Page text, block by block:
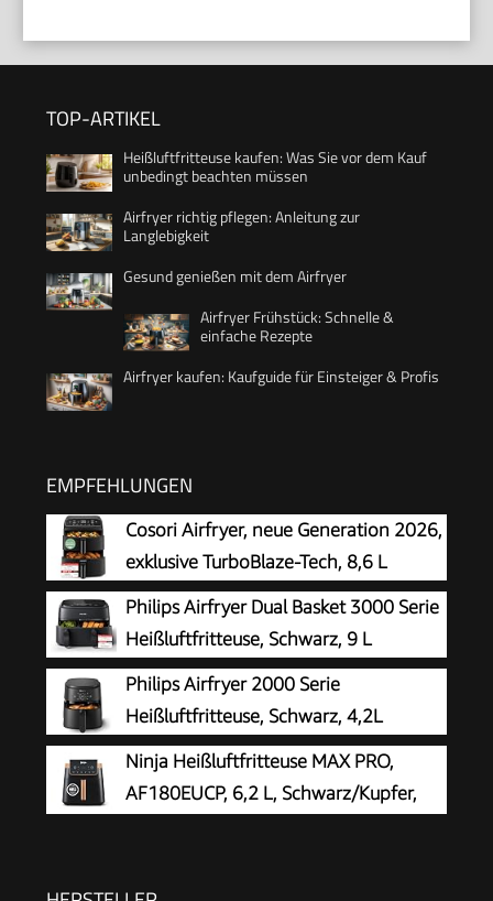
TOP-ARTIKEL
Heißluftfritteuse kaufen: Was Sie vor dem Kauf
unbedingt beachten müssen
Airfryer richtig pflegen: Anleitung zur
Langlebigkeit
Gesund genießen mit dem Airfryer
Airfryer Frühstück: Schnelle &
einfache Rezepte
Airfryer kaufen: Kaufguide für Einsteiger & Profis
EMPFEHLUNGEN
Cosori Airfryer, neue Generation 2026,
exklusive TurboBlaze-Tech, 8,6 L
Philips Airfryer Dual Basket 3000 Serie
Heißluftfritteuse, Schwarz, 9 L
Philips Airfryer 2000 Serie
Heißluftfritteuse, Schwarz, 4,2L
Ninja Heißluftfritteuse MAX PRO,
AF180EUCP, 6,2 L, Schwarz/Kupfer,